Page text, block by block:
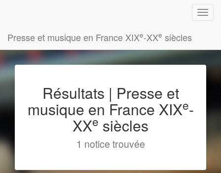
Presse et musique en France XIXe-XXe siècles
Résultats | Presse et
musique en France XIXe-
XXe siècles
1 notice trouvée